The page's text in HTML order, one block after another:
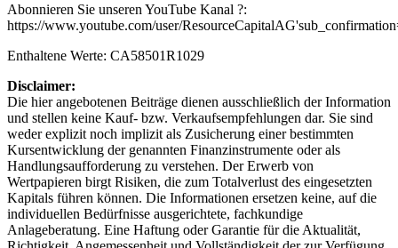
Abonnieren Sie unseren YouTube Kanal ?:
https://www.youtube.com/user/
Enthaltene Werte: CA58501R1029
Disclaimer:
Die hier angebotenen Beiträge dienen ausschließlich der Information
und stellen keine Kauf- bzw. Verkaufsempfehlungen dar. Sie sind
weder explizit noch implizit als Zusicherung einer bestimmten
Kursentwicklung der genannten Finanzinstrumente oder als
Handlungsaufforderung zu verstehen. Der Erwerb von
Wertpapieren birgt Risiken, die zum Totalverlust des eingesetzten
Kapitals führen können. Die Informationen ersetzen keine, auf die
individuellen Bedürfnisse ausgerichtete, fachkundige
Anlageberatung. Eine Haftung oder Garantie für die Aktualität,